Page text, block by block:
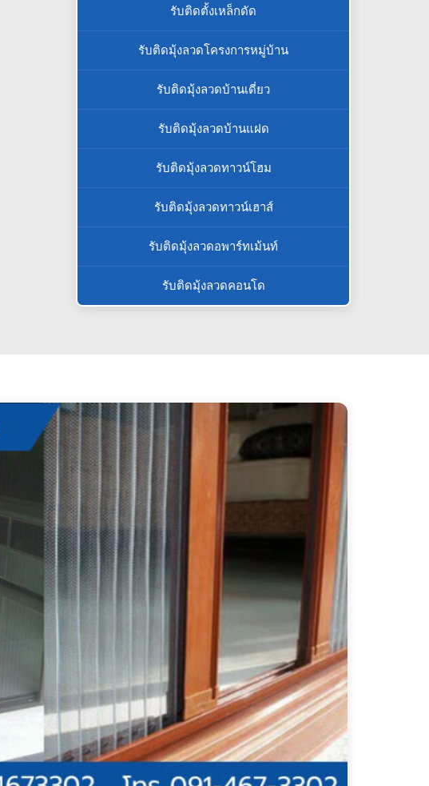
รับติดตั้งเหล็กดัด
รับติดมุ้งลวดโครงการหมู่บ้าน
รับติดมุ้งลวดบ้านเดี่ยว
รับติดมุ้งลวดบ้านแฝด
รับติดมุ้งลวดทาวน์โฮม
รับติดมุ้งลวดทาวน์เฮาส์
รับติดมุ้งลวดอพาร์ทเม้นท์
รับติดมุ้งลวดคอนโด